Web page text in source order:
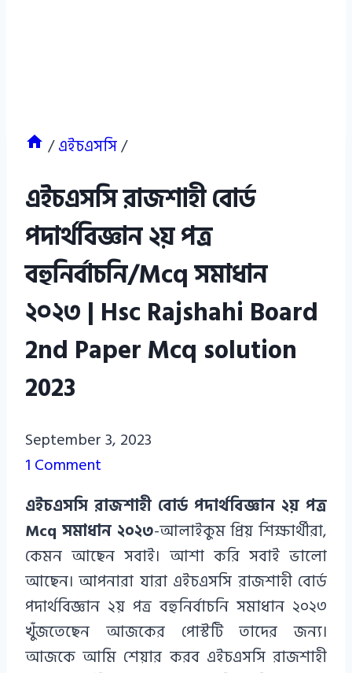
/এইচএসসি/
এইচএসসি রাজশাহী বোর্ড
পদার্থবিজ্ঞান ২য় পত্র
বহুনির্বাচনি/Mcq সমাধান
২০২৩ | Hsc Rajshahi Board
2nd Paper Mcq solution
2023
Azizul
Haque
Azizul
Haque
September 3, 2023
1 Comment
এইচএসসি রাজশাহী বোর্ড পদার্থবিজ্ঞান ২য় পত্র
Mcq সমাধান ২০২৩-আলাইকুম প্রিয় শিক্ষার্থীরা,
কেমন আছেন সবাই। আশা করি সবাই ভালো
আছেন। আপনারা যারা এইচএসসি রাজশাহী বোর্ড
পদার্থবিজ্ঞান ২য় পত্র বহুনির্বাচনি সমাধান ২০২৩
খুঁজতেছেন আজকের পোস্টটি তাদের জন্য।
আজকে আমি শেয়ার করব এইচএসসি রাজশাহী